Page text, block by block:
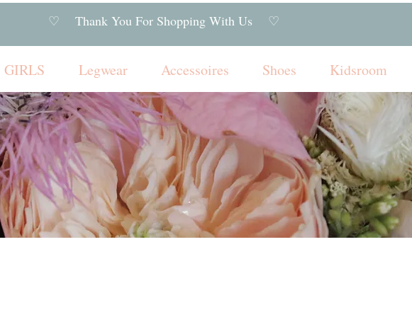
♡ Thank You For Shopping With Us ♡
GIRLS Legwear Accessoires Shoes Kidsroom